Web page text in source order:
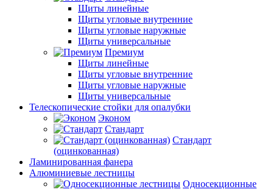
Щиты линейные
Щиты угловые внутренние
Щиты угловые наружные
Щиты универсальные
Премиум
Щиты линейные
Щиты угловые внутренние
Щиты угловые наружные
Щиты универсальные
Телескопические стойки для опалубки
Эконом
Стандарт
Стандарт
(оцинкованная)
Ламинированная фанера
Алюминиевые лестницы
Односекционные